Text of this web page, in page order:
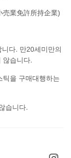
売業免許所持企業)
다. 만20세미만의
않습니다.
틱을 구매대행하는
습니다.